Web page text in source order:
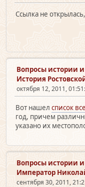
Ссылка не открылась,
Вопросы истории
История
октября 12, 2011,
Вот нашел список
год, причем
указано их
Вопросы истории
Император
сентября 30, 2011,